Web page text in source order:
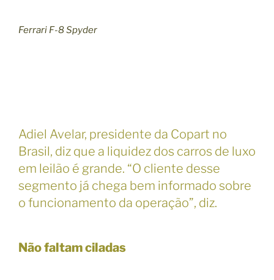
Ferrari F-8 Spyder
Adiel Avelar, presidente da Copart no
Brasil, diz que a liquidez dos carros de luxo
em leilão é grande. “O cliente desse
segmento já chega bem informado sobre
o funcionamento da operação”, diz.
Não faltam ciladas